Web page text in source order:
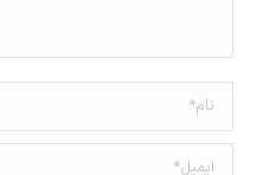
نام *
ایمیل *